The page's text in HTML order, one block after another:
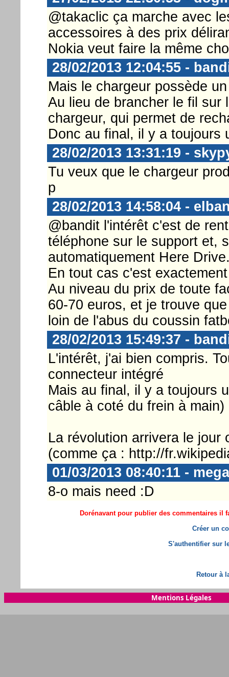
@takaclic ça marche avec
accessoires à des prix
Nokia veut faire la même
28/02/2013 12:04:55 -
Mais le chargeur possède
Au lieu de brancher le fil sur
chargeur, qui permet de
Donc au final, il y a toujours
28/02/2013 13:31:19 -
Tu veux que le chargeur
p
28/02/2013 14:58:04 -
@bandit l'intérêt c'est de
téléphone sur le support et,
automatiquement Here
En tout cas c'est
Au niveau du prix de toute
60-70 euros, et je trouve
loin de l'abus du coussin
28/02/2013 15:49:37 -
L'intérêt, j'ai bien compris.
connecteur intégré
Mais au final, il y a toujours
câble à coté du frein à main)
La révolution arrivera le jour
(comme ça : http://
01/03/2013 08:40:11 -
8-o mais need :D
Dorénavant pour publier des commentaires il
Créer un
S'authentifier sur
Retour à
Mentions Légales